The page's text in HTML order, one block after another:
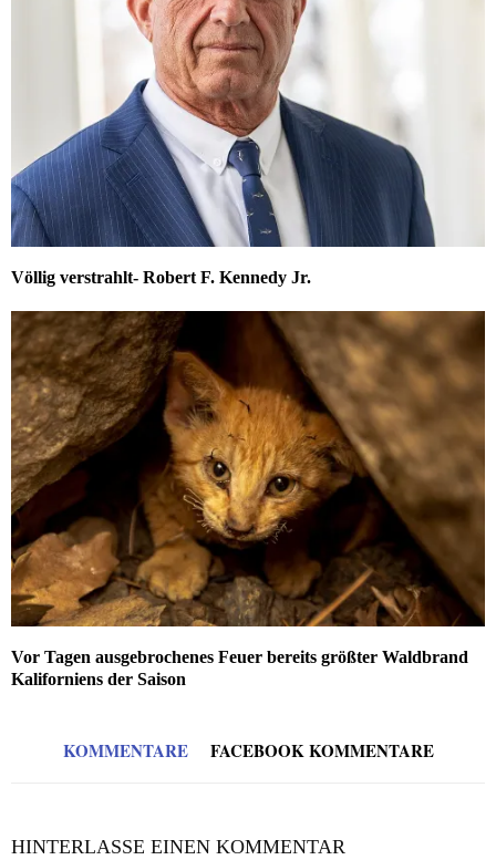
Völlig verstrahlt- Robert F. Kennedy Jr.
Vor Tagen ausgebrochenes Feuer bereits größter Waldbrand
Kaliforniens der Saison
KOMMENTARE FACEBOOK KOMMENTARE
HINTERLASSE EINEN KOMMENTAR